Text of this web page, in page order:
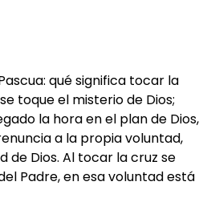
qué significa tocar la
toque el misterio de Dios;
la hora en el plan de Dios,
a la propia voluntad,
de Dios. Al tocar la cruz se
Padre, en esa voluntad está